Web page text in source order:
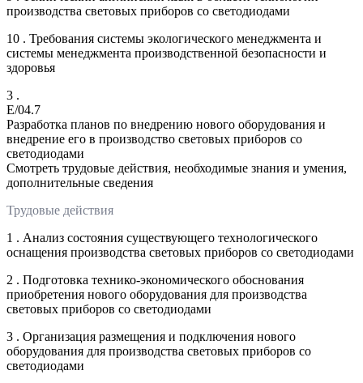
производства световых приборов со светодиодами
10 . Требования системы экологического менеджмента и
системы менеджмента производственной безопасности и
здоровья
3 .
E/04.7
Разработка планов по внедрению нового оборудования и
внедрение его в производство световых приборов со
светодиодами
Смотреть трудовые действия, необходимые знания и умения,
дополнительные сведения
Трудовые действия
1 . Анализ состояния существующего технологического
оснащения производства световых приборов со светодиодами
2 . Подготовка технико-экономического обоснования
приобретения нового оборудования для производства
световых приборов со светодиодами
3 . Организация размещения и подключения нового
оборудования для производства световых приборов со
светодиодами